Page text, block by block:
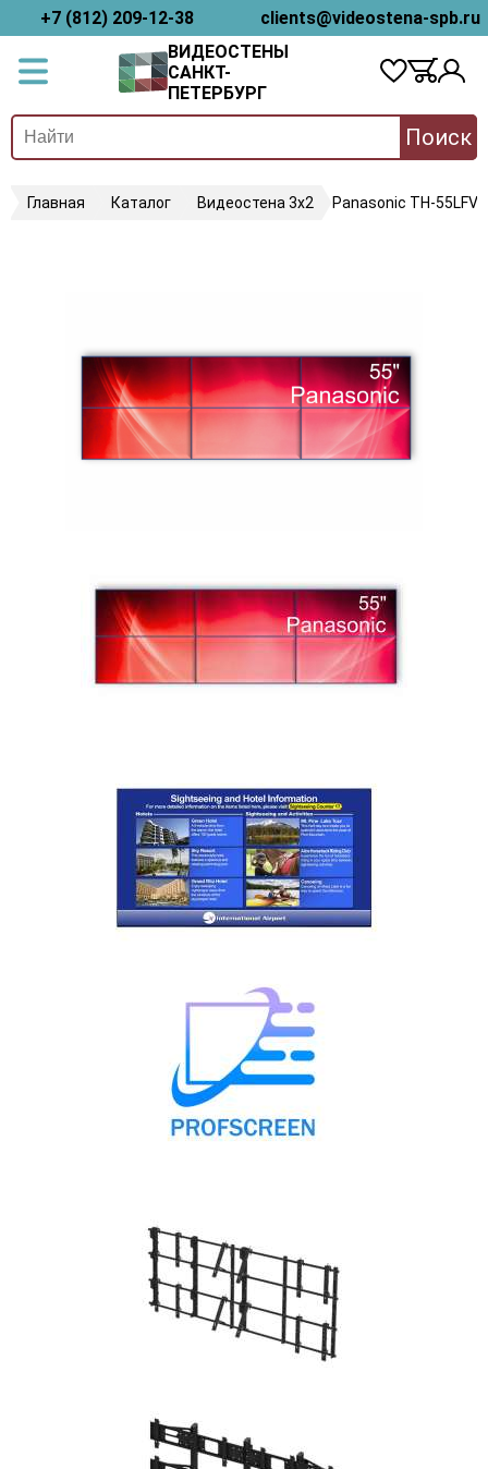
+7 (812) 209-12-38
clients@videostena-spb.ru
ВИДЕОСТЕНЫ
САНКТ-
ПЕТЕРБУРГ
Поиск
Главная Каталог Видеостена 3х2 Panasonic TH-